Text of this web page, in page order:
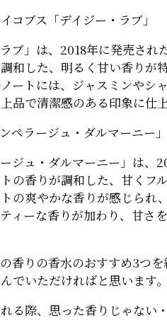
イコブス「デイジー・ラブ
ラブ」は、2018年に発売さ
和した、明るく甘い香りが
ートには、ジャスミンやシ
品で清潔感のある印象に仕
ペラージュ・ダルマーニー
ジュ・ダルマーニー」は、
の香りが調和した、甘くフ
の爽やかな香りが感じられ
ィーな香りが加わり、甘さ
香りの香水のおすすめ3つ
でいただければと思います。
る際、思った香りじゃない